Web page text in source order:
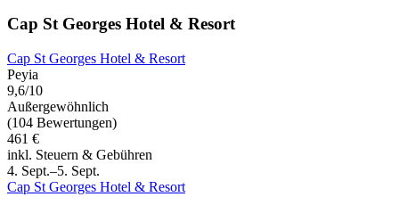
Cap St Georges Hotel & Resort
Cap St Georges Hotel & Resort
Peyia
9,6/10
Außergewöhnlich
(104 Bewertungen)
461 €
inkl. Steuern & Gebühren
4. Sept.–5. Sept.
Cap St Georges Hotel & Resort